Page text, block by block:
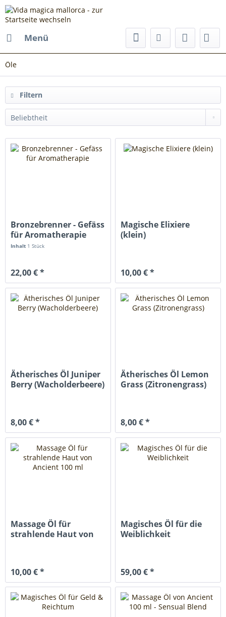
Menü
Öle
Filtern
Bronzebrenner - Gefäss
für Aromatherapie
Inhalt 1 Stück
22,00 € *
Magische Elixiere
(klein)
10,00 € *
Ätherisches Öl Juniper
Berry (Wacholderbeere)
8,00 € *
Ätherisches Öl Lemon
Grass (Zitronengrass)
8,00 € *
Massage Öl für
strahlende Haut von
10,00 € *
Magisches Öl für die
Weiblichkeit
59,00 € *